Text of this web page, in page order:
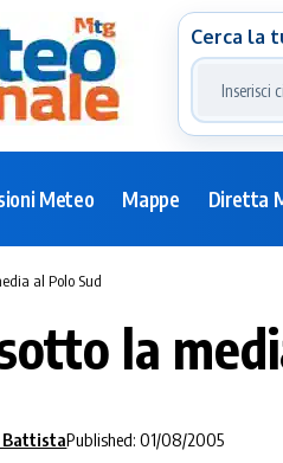
Cerca la
Meteo Mappe Diretta
al Polo Sud
la
BattistaPublished: 01/08/2005